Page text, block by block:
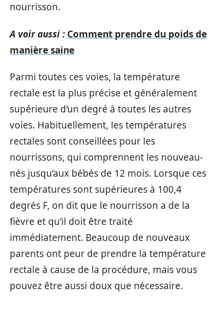
nourrisson.
A voir aussi : Comment prendre du poids de
manière saine
Parmi toutes ces voies, la température
rectale est la plus précise et généralement
supérieure d’un degré à toutes les autres
voies. Habituellement, les températures
rectales sont conseillées pour les
nourrissons, qui comprennent les nouveau-
nés jusqu’aux bébés de 12 mois. Lorsque ces
températures sont supérieures à 100,4
degrés F, on dit que le nourrisson a de la
fièvre et qu’il doit être traité
immédiatement. Beaucoup de nouveaux
parents ont peur de prendre la température
rectale à cause de la procédure, mais vous
pouvez être aussi doux que nécessaire.